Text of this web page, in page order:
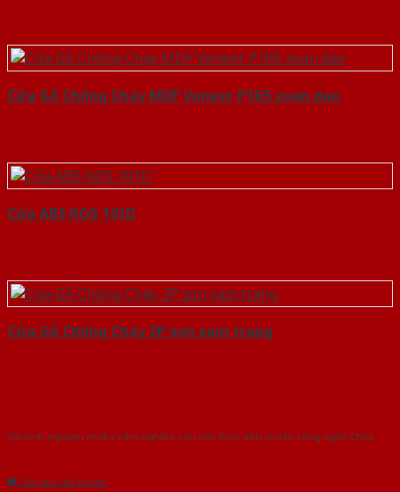
Cửa Gỗ Chống Cháy MDF Veneer P1R5 xoan dao
Cửa ABS KOS 101D
Cửa Gỗ Chống Cháy 2P son xam trang
Với kinh nghiệm nhiêu năm nghiên cứu cửa theo tiêu chuẩn công nghệ Châu
Gửi yêu cầu tư vấn